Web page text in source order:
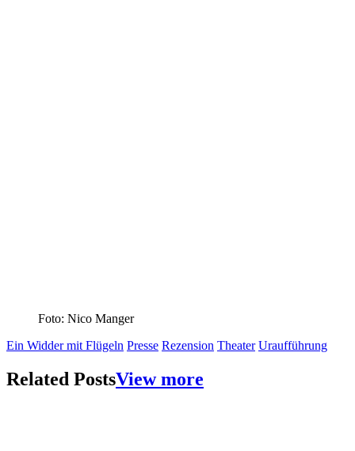
Foto: Nico Manger
Ein Widder mit Flügeln Presse Rezension Theater Uraufführung
Related PostsView more